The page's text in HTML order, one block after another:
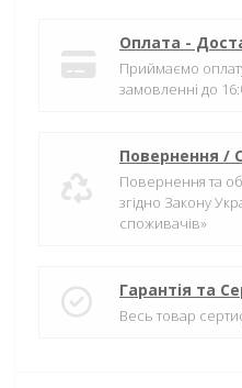
Оплата -
Приймаємо
замовленні до
Повернення /
Повернення та
згідно Закону
споживачів»
Гарантія та
Весь товар